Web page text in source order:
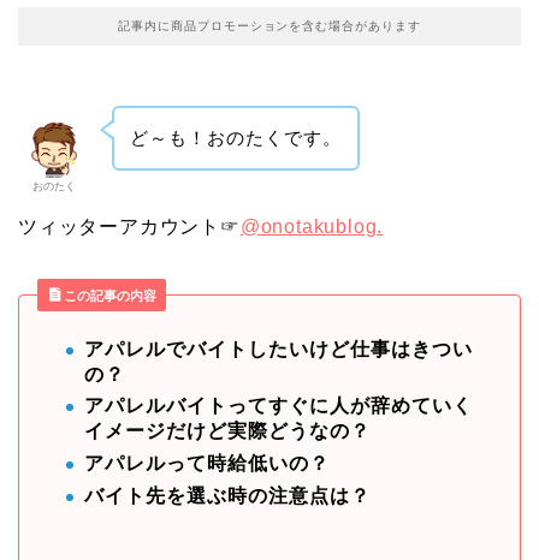
記事内に商品プロモーションを含む場合があります
おのたく
ど～も！おのたくです。
ツィッターアカウント☞@onotakublog.
この記事の内容
アパレルでバイトしたいけど仕事はきつい
の？
アパレルバイトってすぐに人が辞めていく
イメージだけど実際どうなの？
アパレルって時給低いの？
バイト先を選ぶ時の注意点は？